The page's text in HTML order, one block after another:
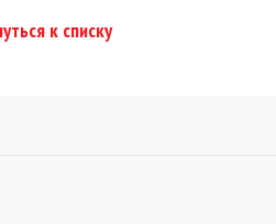
к списку